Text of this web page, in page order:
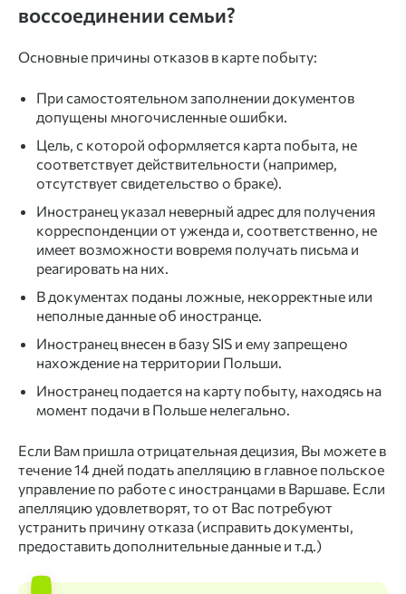
воссоединении семьи?
Основные причины отказов в карте побыту:
При самостоятельном заполнении документов
допущены многочисленные ошибки.
Цель, с которой оформляется карта побыта, не
соответствует действительности (например,
отсутствует свидетельство о браке).
Иностранец указал неверный адрес для получения
корреспонденции от уженда и, соответственно, не
имеет возможности вовремя получать письма и
реагировать на них.
В документах поданы ложные, некорректные или
неполные данные об иностранце.
Иностранец внесен в базу SIS и ему запрещено
нахождение на территории Польши.
Иностранец подается на карту побыту, находясь на
момент подачи в Польше нелегально.
Если Вам пришла отрицательная децизия, Вы можете в
течение 14 дней подать апелляцию в главное польское
управление по работе с иностранцами в Варшаве. Если
апелляцию удовлетворят, то от Вас потребуют
устранить причину отказа (исправить документы,
предоставить дополнительные данные и т.д.)